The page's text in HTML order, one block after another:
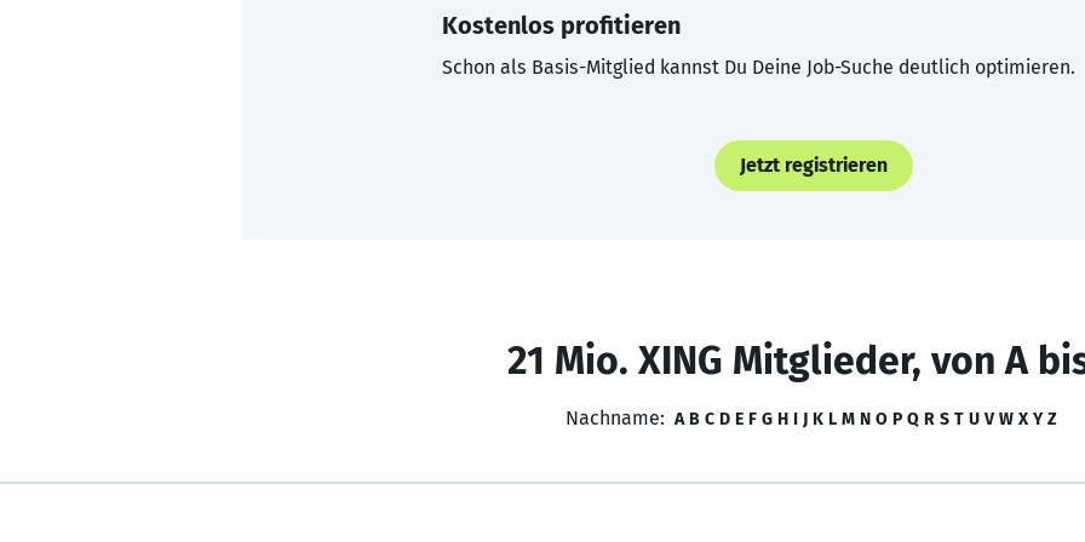
Kostenlos profitieren
Schon als Basis-Mitglied kannst Du Deine Job-Suche deutlich optimieren.
Jetzt registrieren
21 Mio. XING Mitglieder, von A
Nachname: A B C D E F G H I J K L M N O P Q R S T U V W X Y Z